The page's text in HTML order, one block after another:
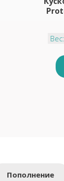
Пополнение